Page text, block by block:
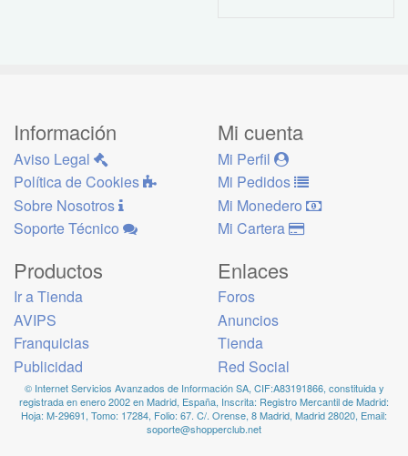
Información
Aviso Legal
Política de Cookies
Sobre Nosotros
Soporte Técnico
Mi cuenta
Mi Perfil
Mi Pedidos
Mi Monedero
Mi Cartera
Productos
Ir a Tienda
AVIPS
Franquicias
Publicidad
Enlaces
Foros
Anuncios
Tienda
Red Social
© Internet Servicios Avanzados de Información SA, CIF:A83191866, constituida y
registrada en enero 2002 en Madrid, España, Inscrita: Registro Mercantil de Madrid:
Hoja: M-29691, Tomo: 17284, Folio: 67. C/. Orense, 8 Madrid, Madrid 28020, Email:
soporte@shopperclub.net